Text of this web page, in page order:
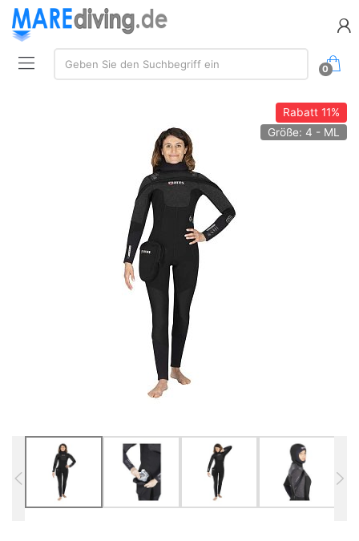
Suche:
Geben Sie den Suchbegriff ein
0
Rabatt11%
Größe: 4 - ML